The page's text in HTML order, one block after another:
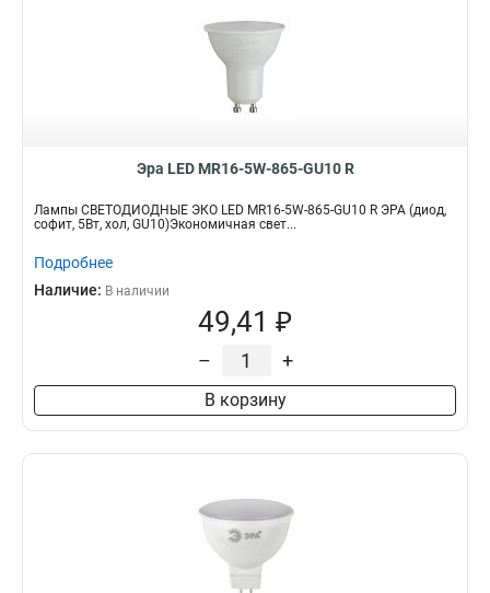
Эра LED MR16-5W-865-GU10 R
Лампы СВЕТОДИОДНЫЕ ЭКО LED MR16-5W-865-GU10 R ЭРА (диод,
софит, 5Вт, хол, GU10)Экономичная свет...
Подробнее
Наличие: В наличии
49,41 ₽
– +
В корзину